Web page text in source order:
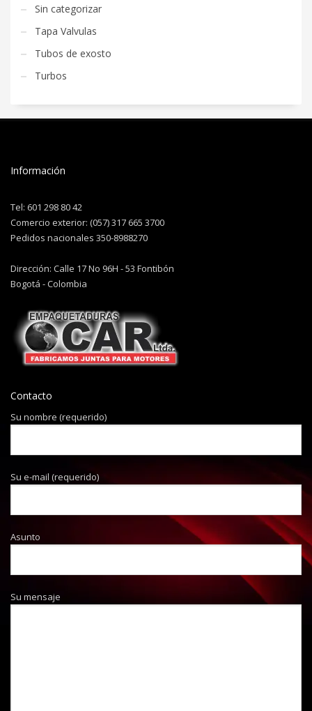
Sin categorizar
Tapa Valvulas
Tubos de exosto
Turbos
Información
Tel: 601 298 80 42
Comercio exterior: (057) 317 665 3700
Pedidos nacionales 350-8988270
Dirección: Calle 17 No 96H - 53 Fontibón
Bogotá - Colombia
Contacto
Su nombre (requerido)
Su e-mail (requerido)
Asunto
Su mensaje